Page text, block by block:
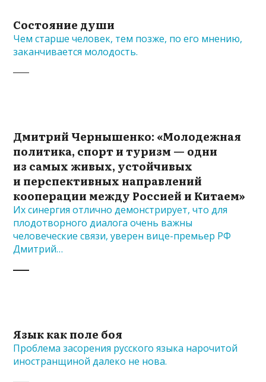
Состояние души
Чем старше человек, тем позже, по его мнению,
заканчивается молодость.
Дмитрий Чернышенко: «Молодежная
политика, спорт и туризм — одни
из самых живых, устойчивых
и перспективных направлений
кооперации между Россией и Китаем»
Их синергия отлично демонстрирует, что для
плодотворного диалога очень важны
человеческие связи, уверен вице-премьер РФ
Дмитрий…
Язык как поле боя
Проблема засорения русского языка нарочитой
иностранщиной далеко не нова.